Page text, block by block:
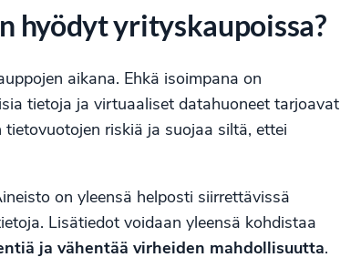
hyödyt yrityskaupoissa?
aikana. Ehkä isoimpana on
tietoja ja virtuaaliset datahuoneet tarjoavat
riskiä ja suojaa siltä, ettei
on yleensä helposti siirrettävissä
Lisätiedot voidaan yleensä kohdistaa
ja vähentää virheiden mahdollisuutta.